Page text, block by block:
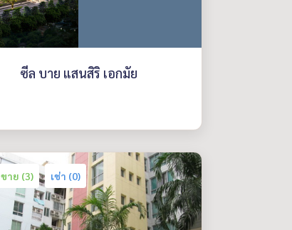
ซีล บาย แสนสิริ เอกมัย
ขาย (3) เช่า (0)